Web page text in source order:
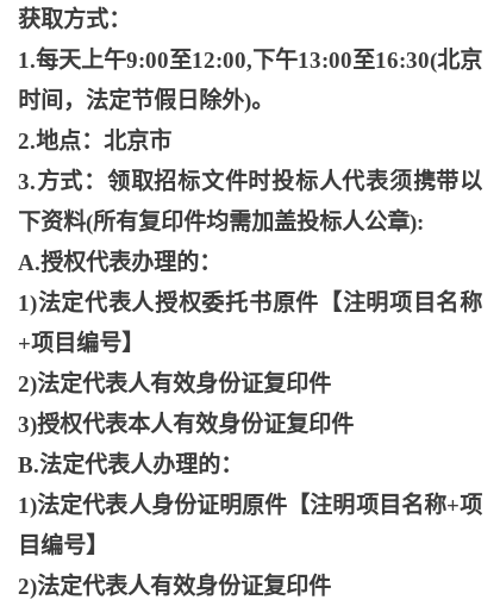
获取方式：
1.每天上午9:00至12:00,下午13:00至16:30(北京
时间，法定节假日除外)。
2.地点：北京市
3.方式：领取招标文件时投标人代表须携带以
下资料(所有复印件均需加盖投标人公章):
A.授权代表办理的：
1)法定代表人授权委托书原件【注明项目名称
+项目编号】
2)法定代表人有效身份证复印件
3)授权代表本人有效身份证复印件
B.法定代表人办理的：
1)法定代表人身份证明原件【注明项目名称+项
目编号】
2)法定代表人有效身份证复印件